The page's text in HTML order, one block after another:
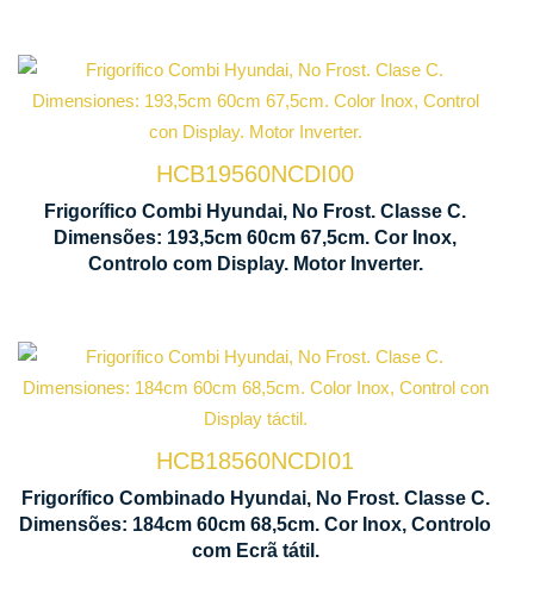
HCB19560NCDI00
Frigorífico Combi Hyundai, No Frost. Classe C.
Dimensões: 193,5cm 60cm 67,5cm. Cor Inox,
Controlo com Display. Motor Inverter.
Tecnologia
No Frost
Ventilação
Multi Air
Flow
HCB18560NCDI01
Frigorífico Combinado Hyundai, No Frost. Classe C.
Dimensões: 184cm 60cm 68,5cm. Cor Inox, Controlo
com Ecrã tátil.
Tecnologia
No Frost
Ventilação
Multi Air
Flow